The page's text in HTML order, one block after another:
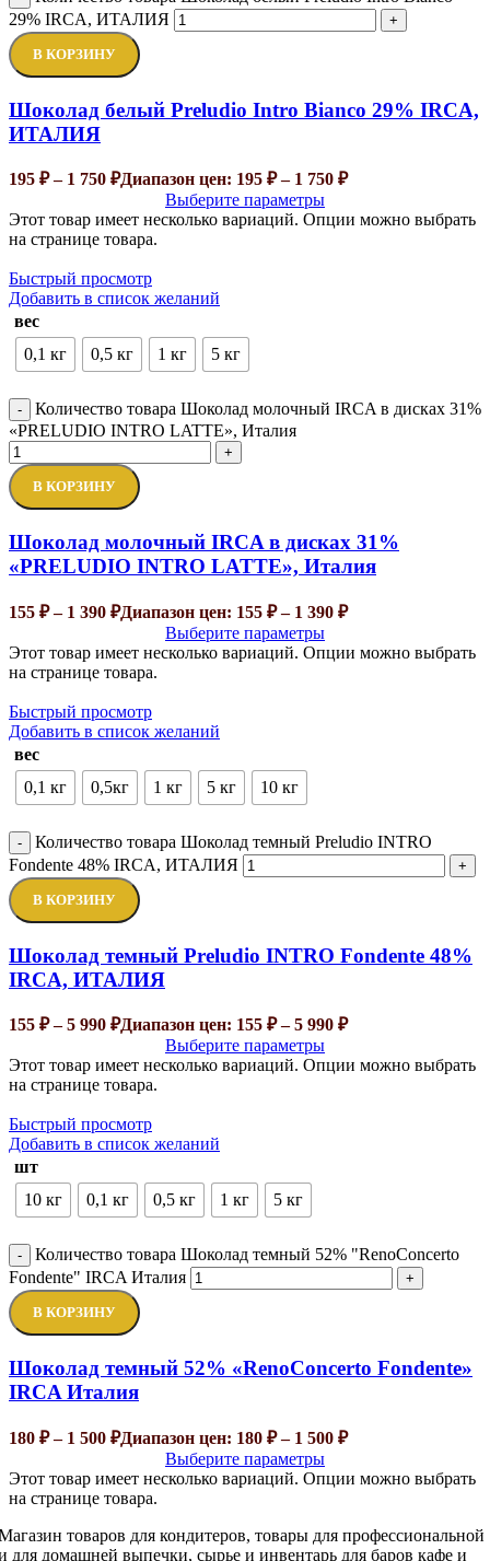
29% IRCA, ИТАЛИЯ
+
В КОРЗИНУ
Шоколад белый Preludio Intro Bianco 29% IRCA,
ИТАЛИЯ
195 ₽ – 1 750 ₽Диапазон цен: 195 ₽ – 1 750 ₽
Выберите параметры
Этот товар имеет несколько вариаций. Опции можно выбрать
на странице товара.
Быстрый просмотр
Добавить в список желаний
вес
0,1 кг
0,5 кг 1 кг 5 кг
-
Количество товара Шоколад молочный IRCA в дисках 31%
«PRELUDIO INTRO LATTE», Италия
+
В КОРЗИНУ
Шоколад молочный IRCA в дисках 31%
«PRELUDIO INTRO LATTE», Италия
155 ₽ – 1 390 ₽Диапазон цен: 155 ₽ – 1 390 ₽
Выберите параметры
Этот товар имеет несколько вариаций. Опции можно выбрать
на странице товара.
Быстрый просмотр
Добавить в список желаний
вес
0,1 кг
0,5кг 1 кг 5 кг 10 кг
-
Количество товара Шоколад темный Preludio INTRO
Fondente 48% IRCA, ИТАЛИЯ
+
В КОРЗИНУ
Шоколад темный Preludio INTRO Fondente 48%
IRCA, ИТАЛИЯ
155 ₽ – 5 990 ₽Диапазон цен: 155 ₽ – 5 990 ₽
Выберите параметры
Этот товар имеет несколько вариаций. Опции можно выбрать
на странице товара.
Быстрый просмотр
Добавить в список желаний
шт
10 кг
0,1 кг 0,5 кг 1 кг 5 кг
-
Количество товара Шоколад темный 52% "RenoConcerto
Fondente" IRCA Италия
+
В КОРЗИНУ
Шоколад темный 52% «RenoConcerto Fondente»
IRCA Италия
180 ₽ – 1 500 ₽Диапазон цен: 180 ₽ – 1 500 ₽
Выберите параметры
Этот товар имеет несколько вариаций. Опции можно выбрать
на странице товара.
товаров для кондитеров, товары для профессиональной
для домашней выпечки, сырье и инвентарь для баров кафе и